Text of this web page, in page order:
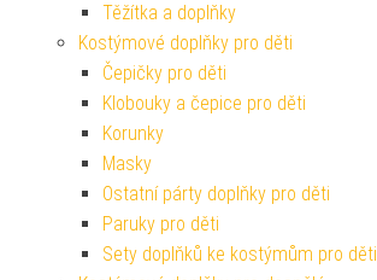
Těžítka a doplňky
Kostýmové doplňky pro děti
Čepičky pro děti
Klobouky a čepice pro děti
Korunky
Masky
Ostatní párty doplňky pro děti
Paruky pro děti
Sety doplňků ke kostýmům pro děti